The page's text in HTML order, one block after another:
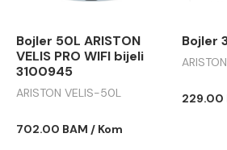
Bojler 50L ARISTON
VELIS PRO WIFI bijeli
3100945
ARISTON VELIS-50L
702.00 BAM / Kom
Bojler
229.00